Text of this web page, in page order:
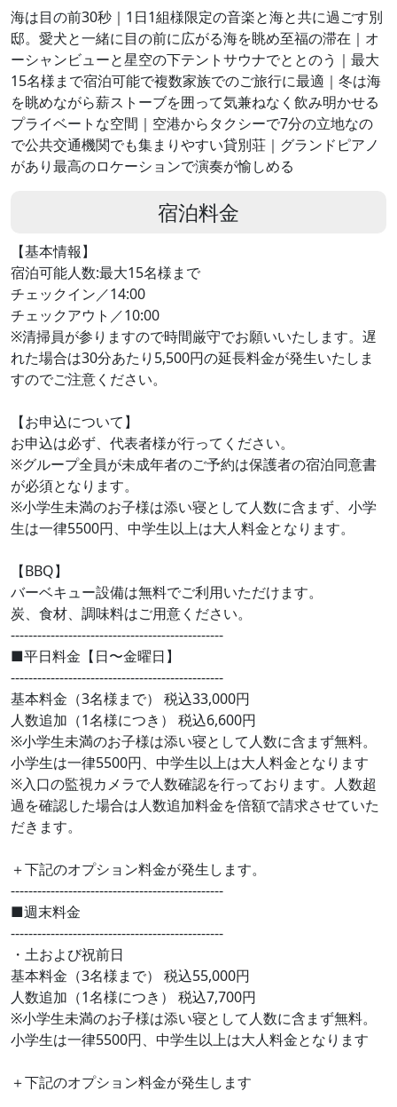
海は目の前30秒｜1日1組様限定の音楽と海と共に過ごす別
邸。愛犬と一緒に目の前に広がる海を眺め至福の滞在｜オ
ーシャンビューと星空の下テントサウナでととのう｜最大
15名様まで宿泊可能で複数家族でのご旅行に最適｜冬は海
を眺めながら薪ストーブを囲って気兼ねなく飲み明かせる
プライベートな空間｜空港からタクシーで7分の立地なの
で公共交通機関でも集まりやすい貸別荘｜グランドピアノ
があり最高のロケーションで演奏が愉しめる
宿泊料金
【基本情報】
宿泊可能人数:最大15名様まで
チェックイン／14:00
チェックアウト／10:00
※清掃員が参りますので時間厳守でお願いいたします。遅
れた場合は30分あたり5,500円の延長料金が発生いたしま
すのでご注意ください。
【お申込について】
お申込は必ず、代表者様が行ってください。
※グループ全員が未成年者のご予約は保護者の宿泊同意書
が必須となります。
※小学生未満のお子様は添い寝として人数に含まず、小学
生は一律5500円、中学生以上は大人料金となります。
【BBQ】
バーベキュー設備は無料でご利用いただけます。
炭、食材、調味料はご用意ください。
------------------------------------------------
■平日料金【日〜金曜日】
------------------------------------------------
基本料金（3名様まで） 税込33,000円
人数追加（1名様につき） 税込6,600円
※小学生未満のお子様は添い寝として人数に含まず無料。
小学生は一律5500円、中学生以上は大人料金となります
※入口の監視カメラで人数確認を行っております。人数超
過を確認した場合は人数追加料金を倍額で請求させていた
だきます。
＋下記のオプション料金が発生します。
------------------------------------------------
■週末料金
------------------------------------------------
・土および祝前日
基本料金（3名様まで） 税込55,000円
人数追加（1名様につき） 税込7,700円
※小学生未満のお子様は添い寝として人数に含まず無料。
小学生は一律5500円、中学生以上は大人料金となります
＋下記のオプション料金が発生します